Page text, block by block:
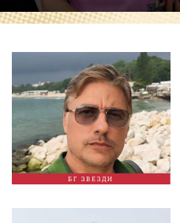
БГ ЗВЕЗДИ